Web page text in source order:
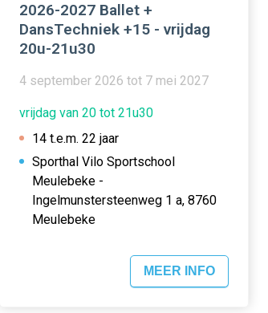
2026-2027 Ballet +
DansTechniek +15 - vrijdag
20u-21u30
4 september 2026 tot 7 mei 2027
vrijdag van 20 tot 21u30
14 t.e.m. 22 jaar
Sporthal Vilo Sportschool
Meulebeke -
Ingelmunstersteenweg 1 a, 8760
Meulebeke
MEER INFO